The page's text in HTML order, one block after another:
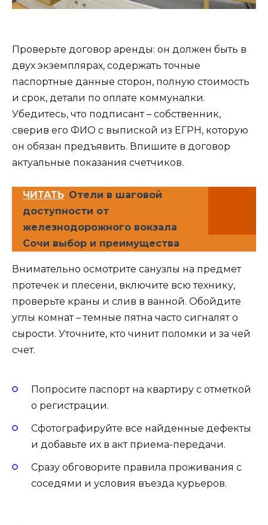
Проверьте договор аренды: он должен быть в
двух экземплярах, содержать точные
паспортные данные сторон, полную стоимость
и срок, детали по оплате коммуналки.
Убедитесь, что подписант – собственник,
сверив его ФИО с выпиской из ЕГРН, которую
он обязан предъявить. Впишите в договор
актуальные показания счетчиков.
ЧИТАТЬ Отели в шаговой
доступности от
железнодорожного вокзала
Сочи выбор и преимущества
Внимательно осмотрите санузлы на предмет
протечек и плесени, включите всю технику,
проверьте краны и слив в ванной. Обойдите
углы комнат – темные пятна часто сигналят о
сырости. Уточните, кто чинит поломки и за чей
счет.
Попросите паспорт на квартиру с отметкой
о регистрации.
Сфотографируйте все найденные дефекты
и добавьте их в акт приема-передачи.
Сразу обговорите правила проживания с
соседями и условия въезда курьеров.